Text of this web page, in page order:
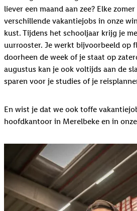
liever een maand aan zee? Elke
verschillende vakantiejobs in onze
kust. Tijdens het schooljaar krijg je
uurrooster. Je werkt bijvoorbeeld op
doorheen de week of je staat op
augustus kan je ook voltijds aan de
sparen voor je studies of je
En wist je dat we ook toffe
hoofdkantoor in Merelbeke en in